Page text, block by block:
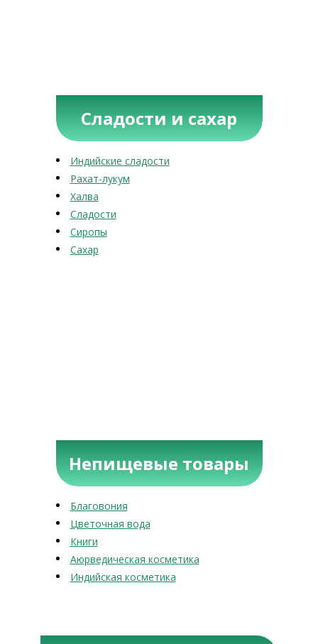
Сладости и сахар
Индийские сладости
Рахат-лукум
Халва
Сладости
Сиропы
Сахар
Непищевые товары
Благовония
Цветочная вода
Книги
Аюрведическая косметика
Индийская косметика